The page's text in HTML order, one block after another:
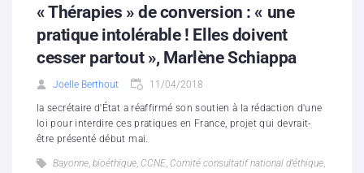
« Thérapies » de conversion : « une
pratique intolérable ! Elles doivent
cesser partout », Marlène Schiappa
Joelle Berthout 11/04/2018
la secrétaire d'État a réaffirmé son soutien à la rédaction d'une
loi pour interdire ces pratiques en France, projet qui devrait-
être présenté début mai.
Bayonne, bioéthique, CCNE, Comité consultatif national d’éthique,